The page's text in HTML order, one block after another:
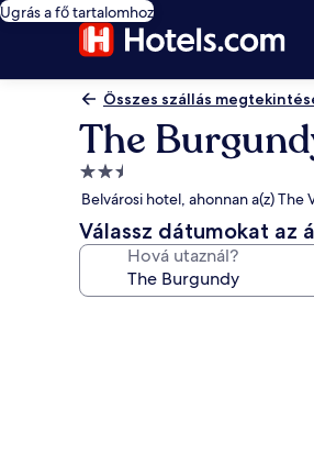
Ugrás a fő tartalomhoz
Összes szállás
The
2.5
csillagos
szálláshely
Belvárosi hotel, ahonnan a(z)
Válassz dátumokat az
Hová utaznál?